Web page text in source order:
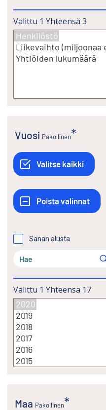
Valittu 1 Yhteensä 3
Vuosi Pakollinen
Sanan alusta
Valittu 1 Yhteensä 17
Maa Pakollinen